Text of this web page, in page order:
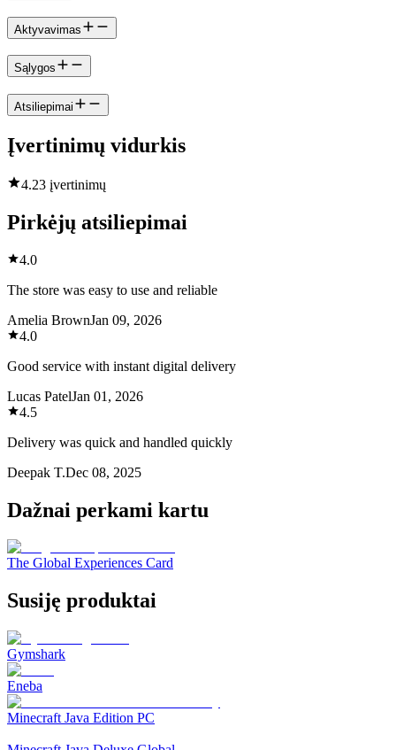
Aktyvavimas
Sąlygos
Atsiliepimai
Įvertinimų vidurkis
4.23 įvertinimų
Pirkėjų atsiliepimai
4.0
The store was easy to use and reliable
Amelia BrownJan 09, 2026
4.0
Good service with instant digital delivery
Lucas PatelJan 01, 2026
4.5
Delivery was quick and handled quickly
Deepak T.Dec 08, 2025
Dažnai perkami kartu
The Global Experiences Card
Susiję produktai
Gymshark
Eneba
Minecraft Java Edition PC